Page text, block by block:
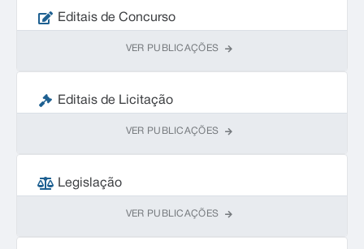
Editais de Concurso
VER PUBLICAÇÕES
Editais de Licitação
VER PUBLICAÇÕES
Legislação
VER PUBLICAÇÕES